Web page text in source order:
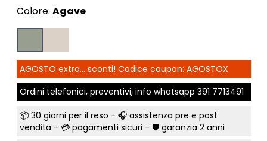
Colore: Agave
AGOSTO extra... sconti! Codice coupon: AGOSTOX
Ordini telefonici, preventivi, info whatsapp 391 7713491
📦 30 giorni per il reso - 🎧 assistenza pre e post
vendita - 💳 pagamenti sicuri - 🛡️ garanzia 2 anni